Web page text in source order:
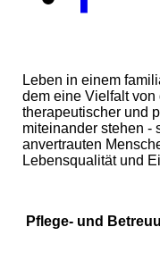
Leben in einem
dem eine Vielfalt von
therapeutischer und
miteinander stehen -
anvertrauten
Lebensqualität und
Pflege- und